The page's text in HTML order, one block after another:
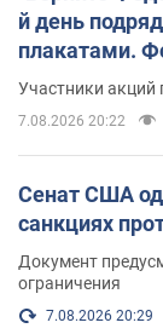
й день
плакатами.
Участники
7.08.2026 20:22
Сенат США
санкциях
Документ
ограничения
7.08.2026 20:29